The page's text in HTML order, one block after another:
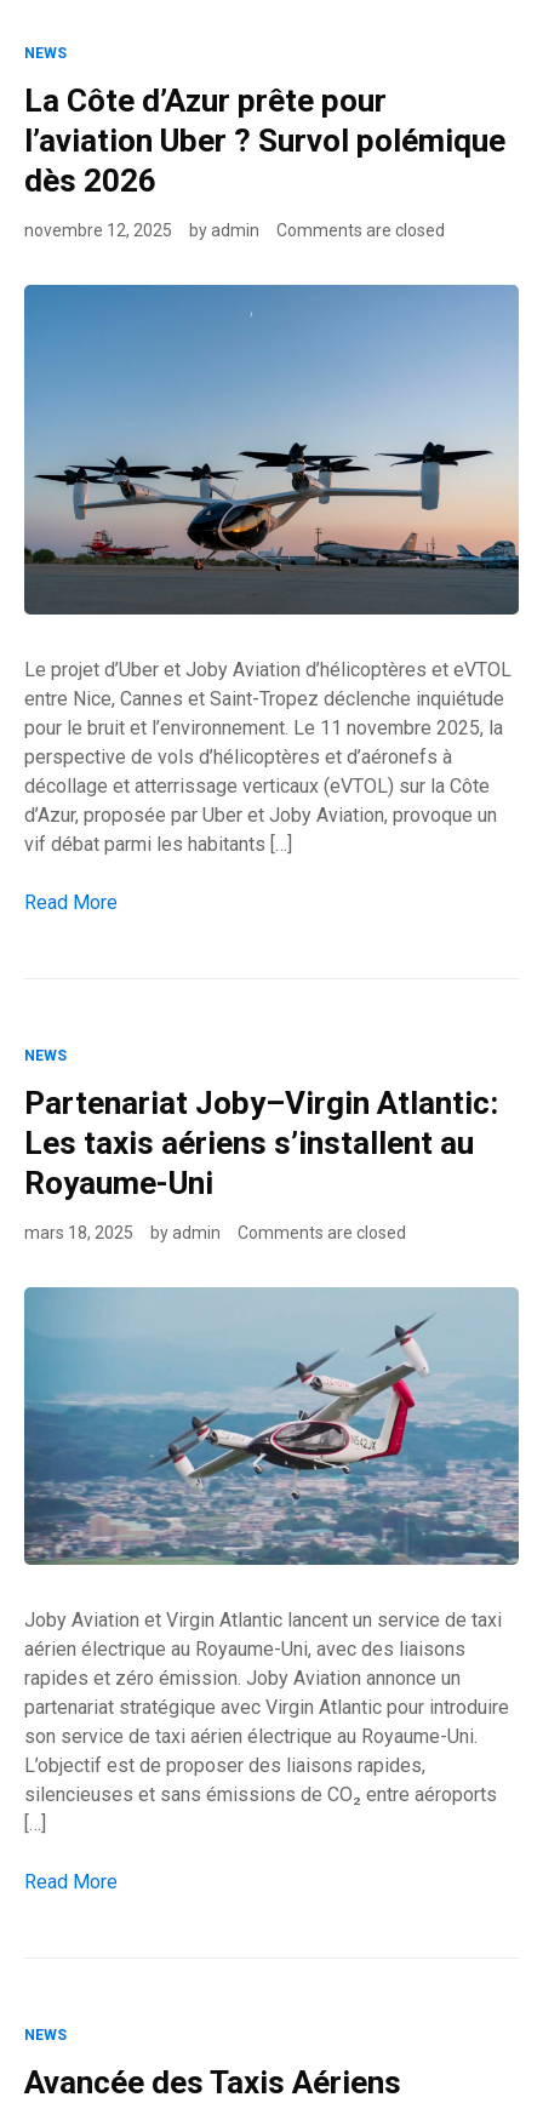
NEWS
La Côte d’Azur prête pour
l’aviation Uber ? Survol polémique
dès 2026
novembre 12, 2025 byadmin Comments are closed
Le projet d’Uber et Joby Aviation d’hélicoptères et eVTOL
entre Nice, Cannes et Saint-Tropez déclenche inquiétude
pour le bruit et l’environnement. Le 11 novembre 2025, la
perspective de vols d’hélicoptères et d’aéronefs à
décollage et atterrissage verticaux (eVTOL) sur la Côte
d’Azur, proposée par Uber et Joby Aviation, provoque un
vif débat parmi les habitants […]
La Côte d’Azur prête pour l’aviation Uber ? Survol polémique
Read More
NEWS
Partenariat Joby–Virgin Atlantic:
Les taxis aériens s’installent au
Royaume-Uni
mars 18, 2025 byadmin Comments are closed
Joby Aviation et Virgin Atlantic lancent un service de taxi
aérien électrique au Royaume-Uni, avec des liaisons
rapides et zéro émission. Joby Aviation annonce un
partenariat stratégique avec Virgin Atlantic pour introduire
son service de taxi aérien électrique au Royaume-Uni.
L’objectif est de proposer des liaisons rapides,
silencieuses et sans émissions de CO₂ entre aéroports
[…]
Partenariat Joby–Virgin Atlantic: Les taxis aériens
Read More
NEWS
Avancée des Taxis Aériens